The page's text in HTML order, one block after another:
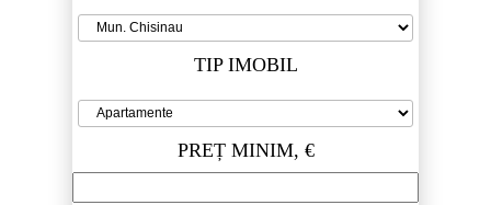
TIP IMOBIL
PREȚ MINIM, €